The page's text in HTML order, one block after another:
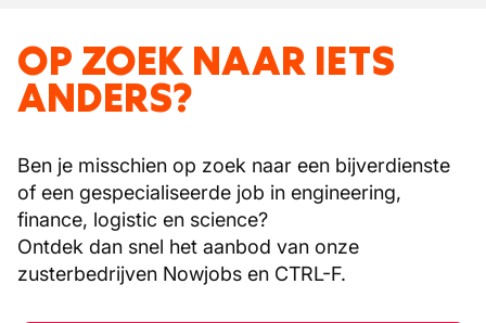
OP ZOEK NAAR IETS
ANDERS?
Ben je misschien op zoek naar een bijverdienste
of een gespecialiseerde job in engineering,
finance, logistic en science?
Ontdek dan snel het aanbod van onze
zusterbedrijven Nowjobs en CTRL-F.